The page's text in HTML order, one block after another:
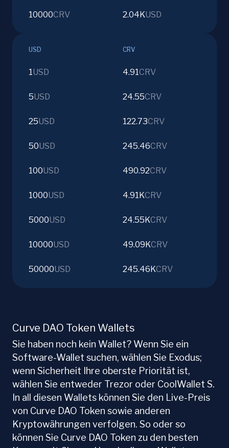
10000CRV 2.04KUSD
USD CRV
1USD 4.91CRV
5USD 24.55CRV
25USD 122.73CRV
50USD 245.46CRV
100USD 490.92CRV
1000USD 4.91KCRV
5000USD 24.55KCRV
10000USD 49.09KCRV
50000USD 245.46KCRV
Curve DAO Token Wallets
Sie haben noch kein Wallet? Wenn Sie ein
Software-Wallet suchen, wählen Sie Exodus;
wenn Sicherheit Ihre oberste Priorität ist,
wählen Sie entweder Trezor oder CoolWallet S.
In all diesen Wallets können Sie den Live-Preis
von Curve DAO Token sowie anderen
Kryptowährungen verfolgen. So oder so
können Sie Curve DAO Token zu den besten